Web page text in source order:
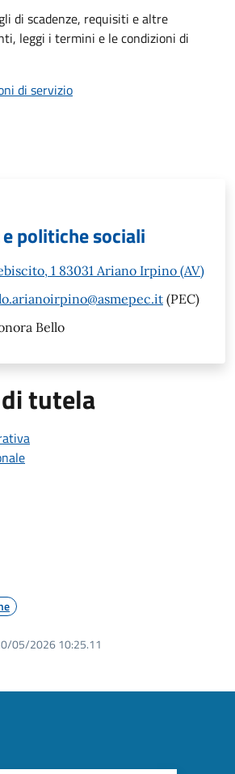
di scadenze, requisiti e altre
leggi i termini e le condizioni di
di servizio
politiche sociali
1 83031 Ariano Irpino (AV)
(PEC)
Bello
tutela
05/2026 10:25.11